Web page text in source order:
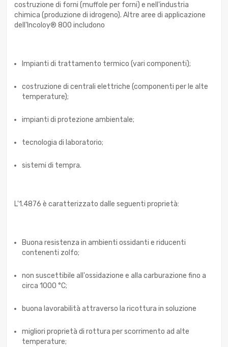
costruzione di forni (muffole per forni) e nell'industria
chimica (produzione di idrogeno). Altre aree di applicazione
dell'Incoloy® 800 includono
Impianti di trattamento termico (vari componenti);
costruzione di centrali elettriche (componenti per le alte
temperature);
impianti di protezione ambientale;
tecnologia di laboratorio;
sistemi di tempra.
L'1.4876 è caratterizzato dalle seguenti proprietà:
Buona resistenza in ambienti ossidanti e riducenti
contenenti zolfo;
non suscettibile all'ossidazione e alla carburazione fino a
circa 1000 °C;
buona lavorabilità attraverso la ricottura in soluzione
migliori proprietà di rottura per scorrimento ad alte
temperature;